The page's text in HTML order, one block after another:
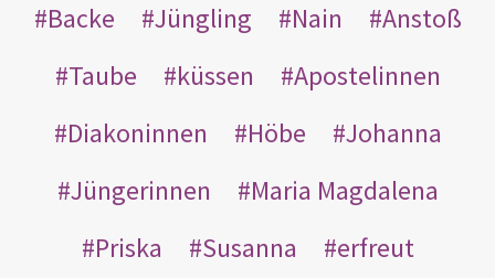
Backe
Jüngling Nain
Anstoß
Taube
küssen
Apostelinnen
Diakoninnen
Höbe
Johanna
Jüngerinnen
Maria Magdalena
Priska
Susanna
erfreut